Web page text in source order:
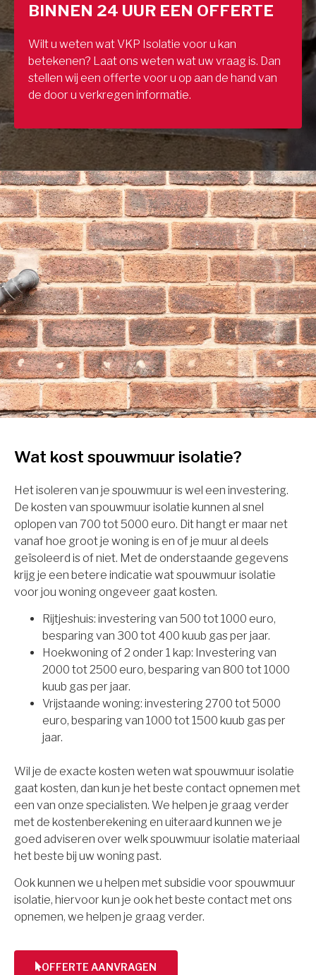
BINNEN 24 UUR EEN OFFERTE
Wilt u weten wat VKP Isolatie voor u kan
betekenen? Laat ons weten wat uw vraag is. Dan
stellen wij een offerte voor u op aan de hand van
de door u verkregen informatie.
Wat kost spouwmuur isolatie?
Het isoleren van je spouwmuur is wel een investering.
De kosten van spouwmuur isolatie kunnen al snel
oplopen van 700 tot 5000 euro. Dit hangt er maar net
vanaf hoe groot je woning is en of je muur al deels
geïsoleerd is of niet. Met de onderstaande gegevens
krijg je een betere indicatie wat spouwmuur isolatie
voor jou woning ongeveer gaat kosten.
Rijtjeshuis: investering van 500 tot 1000 euro,
besparing van 300 tot 400 kuub gas per jaar.
Hoekwoning of 2 onder 1 kap: Investering van
2000 tot 2500 euro, besparing van 800 tot 1000
kuub gas per jaar.
Vrijstaande woning: investering 2700 tot 5000
euro, besparing van 1000 tot 1500 kuub gas per
jaar.
Wil je de exacte kosten weten wat spouwmuur isolatie
gaat kosten, dan kun je het beste contact opnemen met
een van onze specialisten. We helpen je graag verder
met de kostenberekening en uiteraard kunnen we je
goed adviseren over welk spouwmuur isolatie materiaal
het beste bij uw woning past.
Ook kunnen we u helpen met subsidie voor spouwmuur
isolatie, hiervoor kun je ook het beste contact met ons
opnemen, we helpen je graag verder.
OFFERTE AANVRAGEN